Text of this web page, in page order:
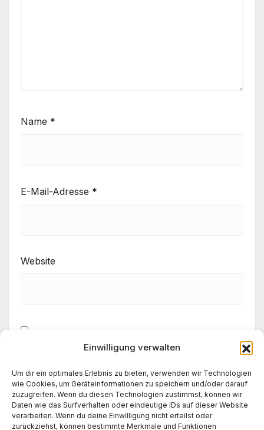
Einwilligung verwalten
Um dir ein optimales Erlebnis zu bieten, verwenden wir Technologien
wie Cookies, um Geräteinformationen zu speichern und/oder darauf
zuzugreifen. Wenn du diesen Technologien zustimmst, können wir
Daten wie das Surfverhalten oder eindeutige IDs auf dieser Website
verarbeiten. Wenn du deine Einwilligung nicht erteilst oder
zurückziehst, können bestimmte Merkmale und Funktionen
Name *
E-Mail-Adresse *
Website
Meinen Namen, meine E-Mail-Adresse und meine
Kommentierung speichern.